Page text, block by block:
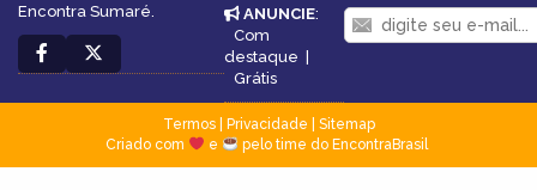
Encontra Sumaré.
ANUNCIE:
Com
destaque |
Grátis
Termos| Privacidade
Sitemap
Criado com
e pelo time do EncontraBrasil